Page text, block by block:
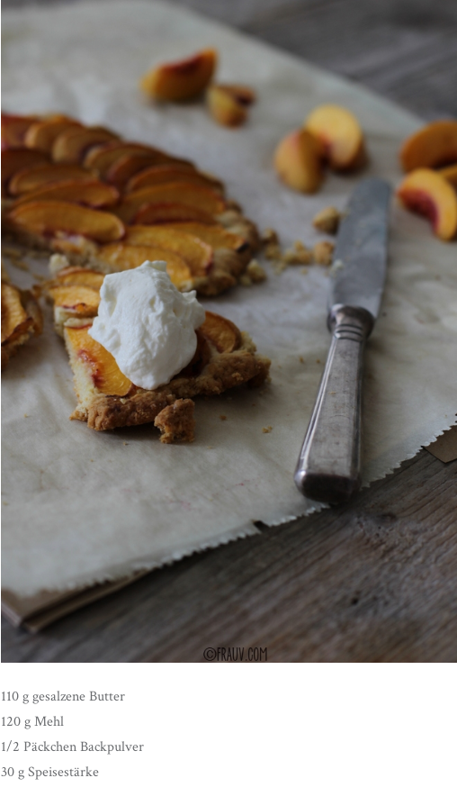
110 g gesalzene Butter
120 g Mehl
1/2 Päckchen Backpulver
30 g Speisestärke